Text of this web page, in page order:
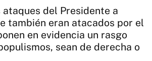
Caras
Gaming
Vivo
del Presidente a
también eran atacados por el
en evidencia un rasgo
sean de derecha o